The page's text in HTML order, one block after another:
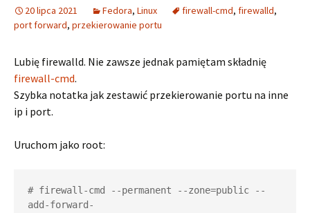
20 lipca 2021 Fedora, Linux firewall-cmd, firewalld,
port forward, przekierowanie portu
Lubię firewalld. Nie zawsze jednak pamiętam składnię
firewall-cmd.
Szybka notatka jak zestawić przekierowanie portu na inne
ip i port.
Uruchom jako root:
# firewall-cmd --permanent --zone=public --
add-forward-